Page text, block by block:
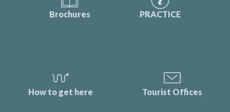
Brochures PRACTICE
How to get here Tourist Offices